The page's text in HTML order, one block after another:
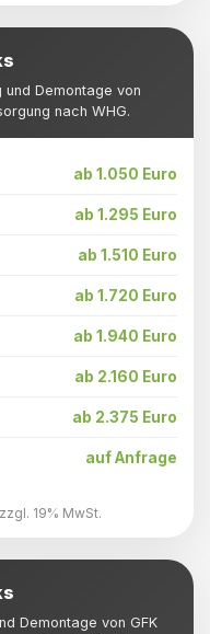
Demontage von
nach WHG.
ab 1.050 Euro
ab 1.295 Euro
ab 1.510 Euro
ab 1.720 Euro
ab 1.940 Euro
ab 2.160 Euro
ab 2.375 Euro
auf Anfrage
19% MwSt.
Demontage von GFK